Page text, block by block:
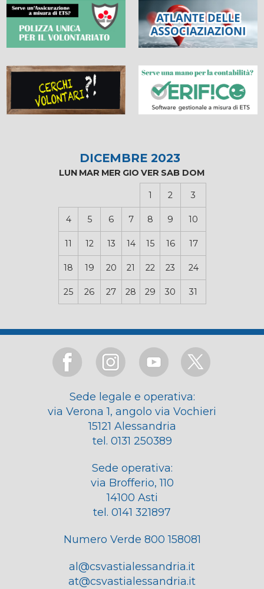
DICEMBRE 2023
LUN MAR MER GIO VER SAB DOM
1 2 3
4 5 6 7 8 9 10
11 12 13 14 15 16 17
18 19 20 21 22 23 24
25 26 27 28 29 30 31
Sede legale e operativa:
via Verona 1, angolo via Vochieri
15121 Alessandria
tel. 0131 250389
Sede operativa:
via Brofferio, 110
14100 Asti
tel. 0141 321897
Numero Verde 800 158081
al@csvastialessandria.it
at@csvastialessandria.it